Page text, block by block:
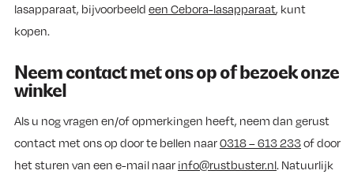
lasapparaat, bijvoorbeeld een Cebora-lasapparaat, kunt
kopen.
Neem contact met ons op of bezoek onze
winkel
Als u nog vragen en/of opmerkingen heeft, neem dan gerust
contact met ons op door te bellen naar0318 – 613 233of door
het sturen van een e-mail naar info@rustbuster.nl. Natuurlijk